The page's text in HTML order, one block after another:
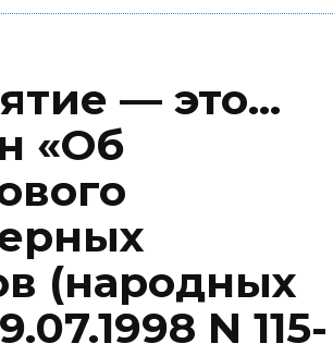
— это…
«Об
(народных
N 115-